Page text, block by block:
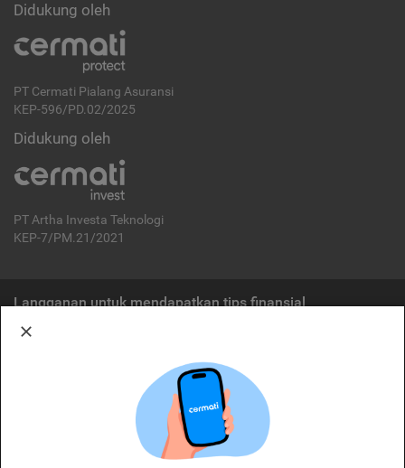
Didukung oleh
PT Cermati Pialang Asuransi
KEP-596/PD.02/2025
Didukung oleh
PT Artha Investa Teknologi
KEP-7/PM.21/2021
Langganan untuk mendapatkan tips finansial
Cermati merupakan penyelenggara agregasi jasa keuangan yang terdaftar di
OJK. Oleh karena itu, produk dan/atau layanan jasa keuangan yang
ditawarkan bukan merupakan produk dan/atau layanan jasa keuangan yang
diterbitkan oleh Cermati dan Cermati tidak bertanggung jawab atas tuntutan